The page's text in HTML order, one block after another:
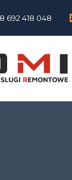
692 418 048